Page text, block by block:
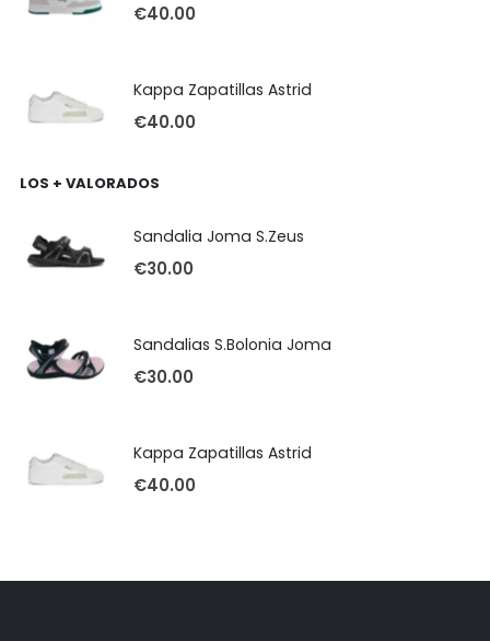
€40.00
Kappa Zapatillas Astrid
€40.00
LOS + VALORADOS
Sandalia Joma S.Zeus
€30.00
Sandalias S.Bolonia Joma
€30.00
Kappa Zapatillas Astrid
€40.00